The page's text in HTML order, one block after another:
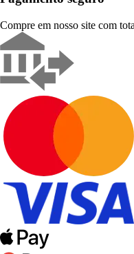
Compre em nosso site com